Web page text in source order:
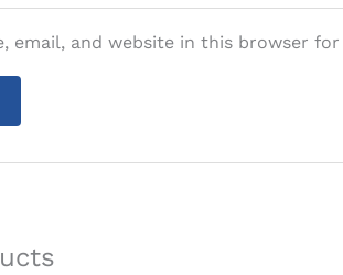
email, and website in this browser